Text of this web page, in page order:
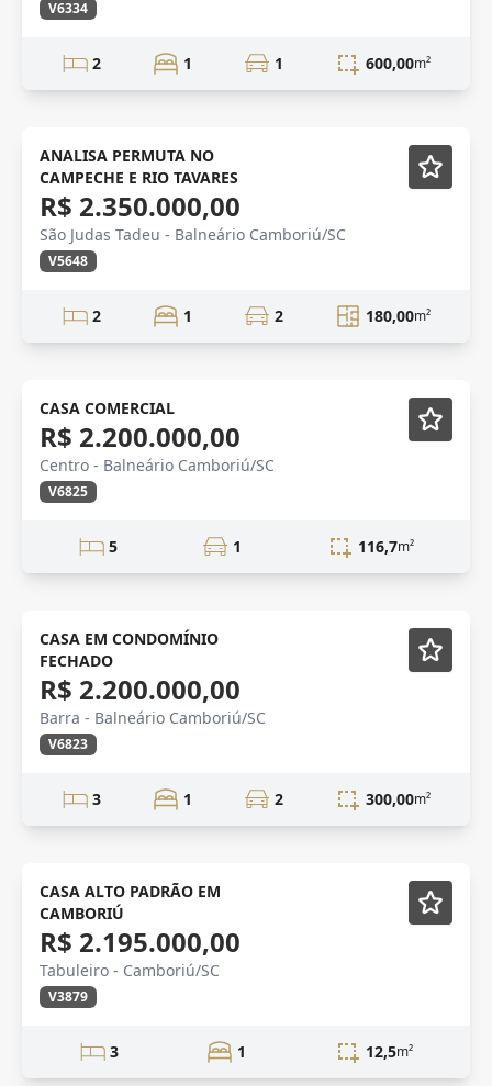
V6334
2 1 1 600,00m²
VENDA
ANALISA PERMUTA NO
CAMPECHE E RIO TAVARES
R$ 2.350.000,00
São Judas Tadeu - Balneário Camboriú/SC
V5648
2 1 2 180,00m²
Novidade
CASA COMERCIAL
R$ 2.200.000,00
Centro - Balneário Camboriú/SC
V6825
5 1 116,7m²
Novidade
CASA EM CONDOMÍNIO
FECHADO
R$ 2.200.000,00
Barra - Balneário Camboriú/SC
V6823
3 1 2 300,00m²
OPORTUNIDADE
CASA ALTO PADRÃO EM
CAMBORIÚ
R$ 2.195.000,00
Tabuleiro - Camboriú/SC
V3879
3 1 12,5m²